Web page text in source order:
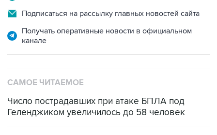
Подписаться на рассылку главных новостей сайта
Получать оперативные новости в официальном
канале
САМОЕ ЧИТАЕМОЕ
Число пострадавших при атаке БПЛА под
Геленджиком увеличилось до 58 человек